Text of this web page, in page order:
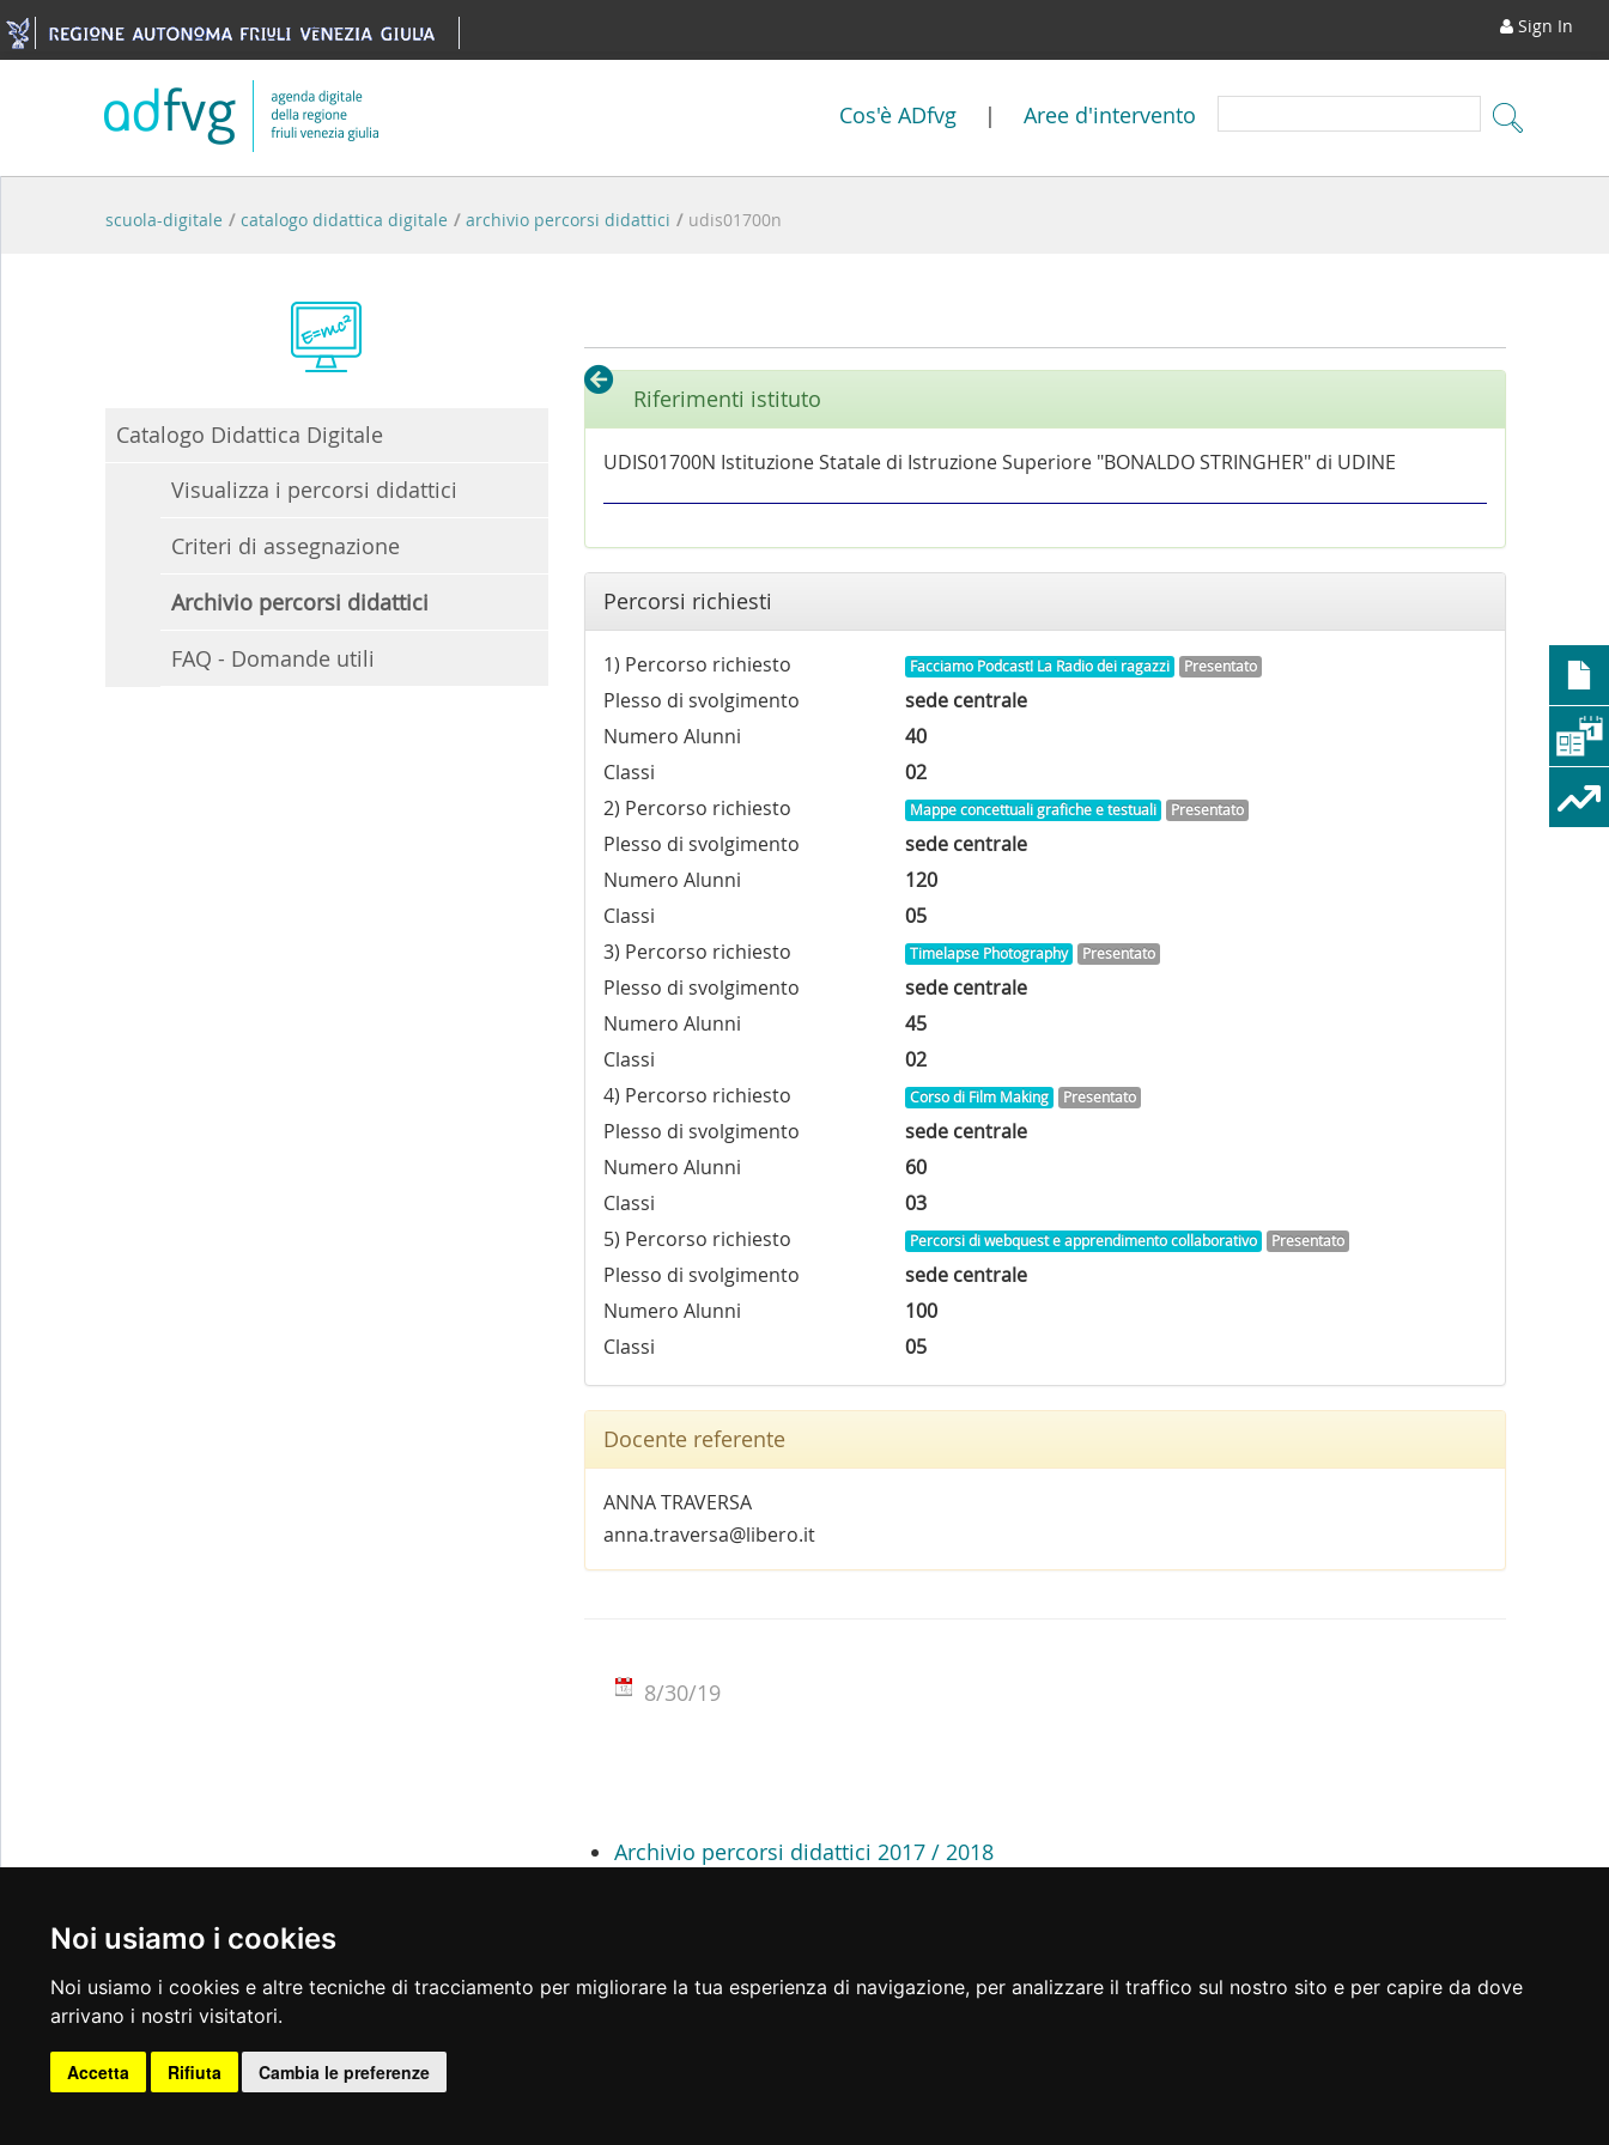
Noi usiamo i cookies
Noi usiamo i cookies e altre tecniche di tracciamento per migliorare la tua esperienza di navigazione, per analizzare il traffico sul nostro sito e per capire da dove
arrivano i nostri visitatori.
Accetta Rifiuta Cambia le preferenze
Skip to Content Sign In
Cos'è ADfvg | Aree d'intervento
scuola-digitale / catalogo didattica digitale / archivio percorsi didattici / udis01700n
Catalogo Didattica Digitale
Visualizza i percorsi didattici
Criteri di assegnazione
Archivio percorsi didattici
FAQ - Domande utili
Riferimenti istituto
UDIS01700N Istituzione Statale di Istruzione Superiore "BONALDO STRINGHER" di UDINE
Percorsi richiesti
1) Percorso richiesto Facciamo Podcast! La Radio dei ragazzi Presentato
Plesso di svolgimento
sede centrale
Numero Alunni
40
Classi
02
2) Percorso richiesto
Mappe concettuali grafiche e testuali Presentato
Plesso di svolgimento
sede centrale
Numero Alunni
120
Classi
05
3) Percorso richiesto
Timelapse Photography Presentato
Plesso di svolgimento
sede centrale
Numero Alunni
45
Classi
02
4) Percorso richiesto
Corso di Film Making Presentato
Plesso di svolgimento
sede centrale
Numero Alunni
60
Classi
03
5) Percorso richiesto
Percorsi di webquest e apprendimento collaborativo Presentato
Plesso di svolgimento
sede centrale
Numero Alunni
100
Classi
05
Docente referente
ANNA TRAVERSA
anna.traversa@libero.it
8/30/19
Archivio percorsi didattici 2017 / 2018